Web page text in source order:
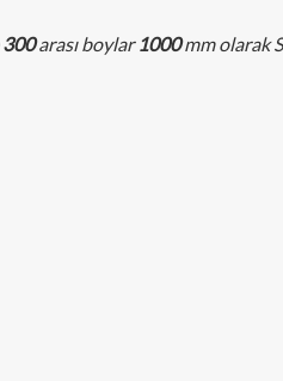
300arası boylar 1000mm olarak